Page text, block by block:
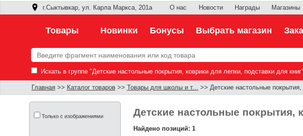
г.Сыктывкар, ул. Карла Маркса, 201а О нас Новости Награды Магазины
Товары Новинки Бонусы Выбрать магазин
Искать в группе "Детские настольные покрытия, коврики для лепки, подставки для книг"
Главная>> Каталог товаров>> Товары для школы и т... >> Детские настольные
Только с изображениями Детские настольные покрытия,
Найдено позиций: 1